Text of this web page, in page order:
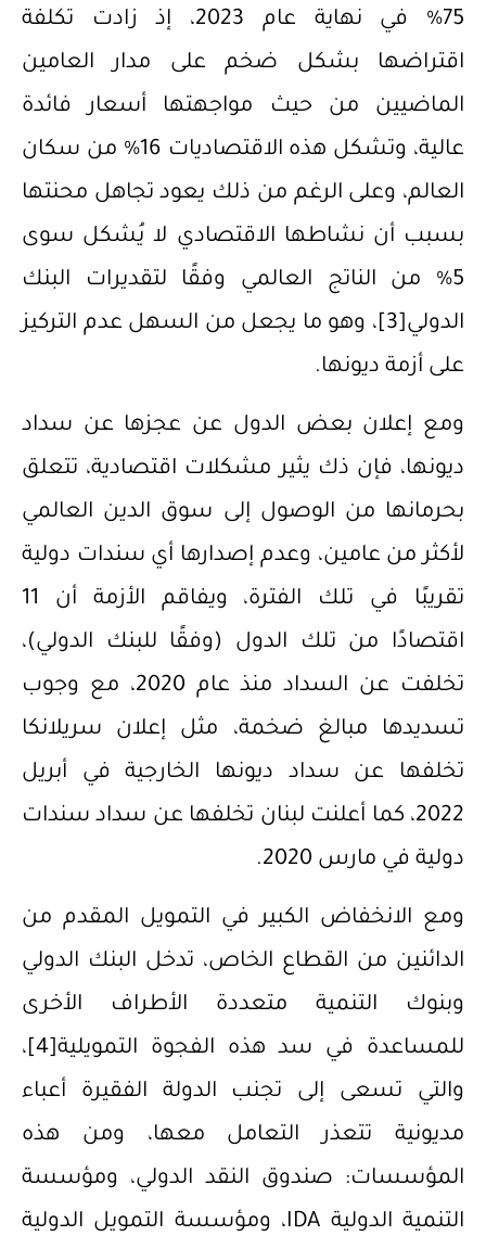
75% في نهاية عام 2023، إذ زادت تكلفة
اقتراضها بشكل ضخم على مدار العامين
الماضيين من حيث مواجهتها أسعار فائدة
عالية، وتشكل هذه الاقتصاديات 16% من سكان
العالم، وعلى الرغم من ذلك يعود تجاهل محنتها
بسبب أن نشاطها الاقتصادي لا يُشكل سوى
5% من الناتج العالمي وفقًا لتقديرات البنك
الدولي[3]
، وهو ما يجعل من السهل عدم التركيز
على أزمة ديونها.
ومع إعلان بعض الدول عن عجزها عن سداد
ديونها، فإن ذك يثير مشكلات اقتصادية، تتعلق
بحرمانها من الوصول إلى سوق الدين العالمي
لأكثر من عامين، وعدم إصدارها أي سندات دولية
تقريبًا في تلك الفترة، ويفاقم الأزمة أن 11
اقتصادًا من تلك الدول (وفقًا للبنك الدولي)،
تخلفت عن السداد منذ عام 2020، مع وجوب
تسديدها مبالغ ضخمة، مثل إعلان سريلانكا
تخلفها عن سداد ديونها الخارجية في أبريل
2022، كما أعلنت لبنان تخلفها عن سداد سندات
دولية في مارس 2020.
ومع الانخفاض الكبير في التمويل المقدم من
الدائنين من القطاع الخاص، تدخل البنك الدولي
وبنوك التنمية متعددة الأطراف الأخرى
للمساعدة في سد هذه الفجوة التمويلية[4]
،
والتي تسعى إلى تجنب الدولة الفقيرة أعباء
مديونية تتعذر التعامل معها، ومن هذه
المؤسسات: صندوق النقد الدولي، ومؤسسة
التنمية الدولية IDA، ومؤسسة التمويل الدولية